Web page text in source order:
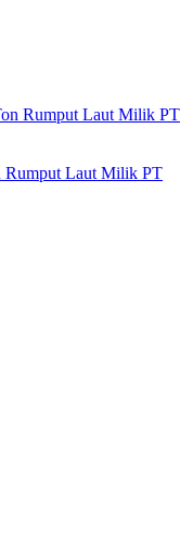
Rumput Laut Milik PT